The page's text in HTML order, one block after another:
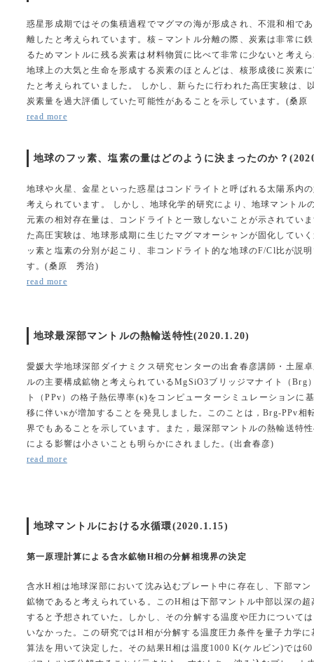
惑星形成期ではその集積過程でマグマの海が形成され、不混和相で
離したと考えられています。核－マントル分離の際、炭素は非常に
るためマントルに残る炭素は材料物質に比べて非常に少ないと考え
地球上の大気と生命を形成する炭素のほとんどは、核形成後に炭素
たと考えられていました。 しかし、新らたに行われた高圧実験は、
炭素量を過大評価していた可能性があることを示しています。(桑
read more
地球のフッ素、塩素の量はどのように決まったのか？
地球や火星、金星といった惑星はコンドライトと呼ばれる太陽系内
考えられています。 しかし、地球化学的研究により、地球マントル
元素の相対存在量は、コンドライトと一致しないことが示されてい
た高圧実験は、地球形成期に生じたマグマオーシャンが固化してい
ッ素と塩素の分別が起こり、非コンドライト的な地球のF/Cl比が説
す。(桑原 秀治)
read more
地球最深部マントルの熱輸送特性(2020.1.20)
愛媛大学地球深部ダイナミクス研究センターの出倉春彦講師・土屋
ルの主要構成鉱物と考えられているMgSiO3ブリッジマナイト（Brg
ト（PPv）の格子熱伝導率(κ)をコンピューターシミュレーションに
移に伴いκが増加することを発見しました。このことは，Brg-PPv相
界でもあることを示しています。また，最深部マントルの熱輸送特
による影響は小さいことも明らかにされました。(出倉春彦)
read more
地球マントルにおける水循環(2020.1.15)
第一原理計算による含水鉱物H相の分解相境界の決定
含水H相は地球深部において沈み込むプレート中に存在し、下部マ
鉱物であると考えられている。このH相は下部マントル中部以深の
すると予想されていた。しかし、その分解する温度や圧力について
いなかった。この研究ではH相が分解する温度圧力条件を量子力学
算法を用いて決定した。その結果H相は温度1000 K(ケルビン)では